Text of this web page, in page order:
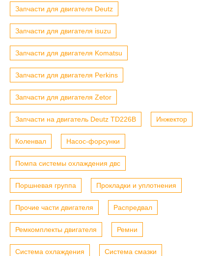
Запчасти для двигателя Deutz
Запчасти для двигателя isuzu
Запчасти для двигателя Komatsu
Запчасти для двигателя Perkins
Запчасти для двигателя Zetor
Запчасти на двигатель Deutz TD226B Инжектор
Коленвал Насос-форсунки
Помпа системы охлаждения двс
Поршневая группа Прокладки и уплотнения
Прочие части двигателя Распредвал
Ремкомплекты двигателя Ремни
Система охлаждения Система смазки